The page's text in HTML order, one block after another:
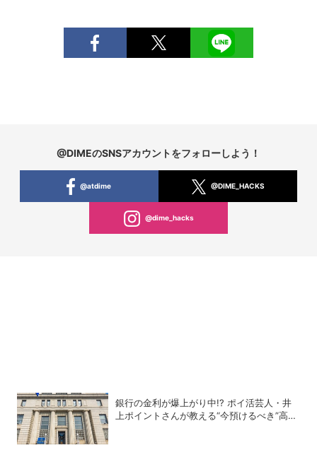
@DIMEのSNSアカウントをフォローしよう！
@atdime @DIME_HACKS
@dime_hacks
銀行の金利が爆上がり中!? ポイ活芸人・井
上ポイントさんが教える“今預けるべき”高金